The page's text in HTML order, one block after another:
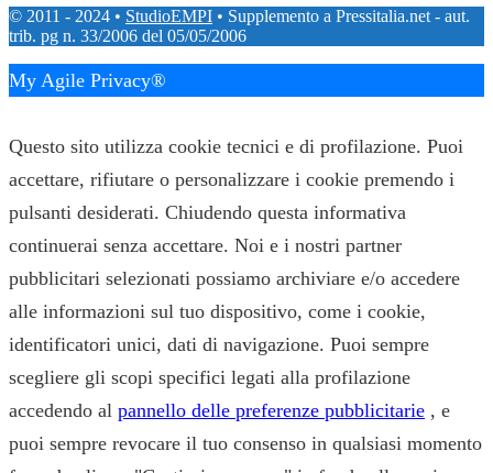
© 2011 - 2024 • StudioEMPI • Supplemento a Pressitalia.net - aut.
trib. pg n. 33/2006 del 05/05/2006
My Agile Privacy®
Questo sito utilizza cookie tecnici e di profilazione. Puoi
accettare, rifiutare o personalizzare i cookie premendo i
pulsanti desiderati. Chiudendo questa informativa
continuerai senza accettare. Noi e i nostri partner
pubblicitari selezionati possiamo archiviare e/o accedere
alle informazioni sul tuo dispositivo, come i cookie,
identificatori unici, dati di navigazione. Puoi sempre
scegliere gli scopi specifici legati alla profilazione
accedendo al pannello delle preferenze pubblicitarie , e
puoi sempre revocare il tuo consenso in qualsiasi momento